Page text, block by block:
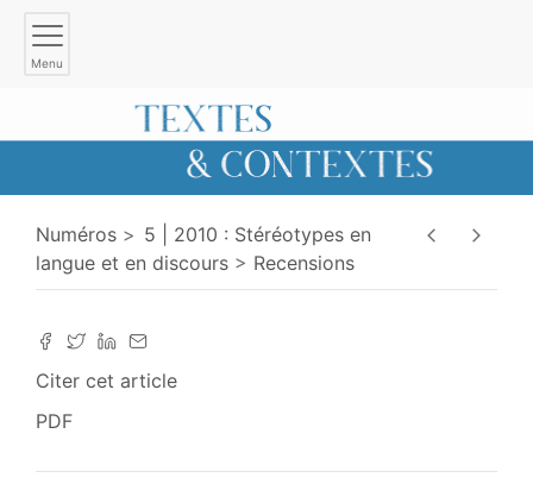
Menu
Numéros
5 | 2010 : Stéréotypes en
langue et en discours
Recensions
Citer cet article
PDF